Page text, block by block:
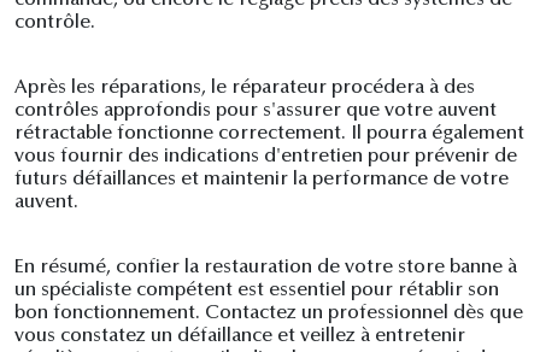
contrôle.
Après les réparations, le réparateur procédera à des
contrôles approfondis pour s'assurer que votre auvent
rétractable fonctionne correctement. Il pourra également
vous fournir des indications d'entretien pour prévenir de
futurs défaillances et maintenir la performance de votre
auvent.
En résumé, confier la restauration de votre store banne à
un spécialiste compétent est essentiel pour rétablir son
bon fonctionnement. Contactez un professionnel dès que
vous constatez un défaillance et veillez à entretenir